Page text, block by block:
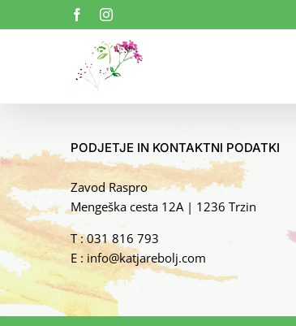
to
FacebookInstagram
PODJETJE IN KONTAKTNI PODATKI
Zavod Raspro
Mengeška cesta 12A | 1236 Trzin
T :031 816 793
E : info@katjarebolj.com